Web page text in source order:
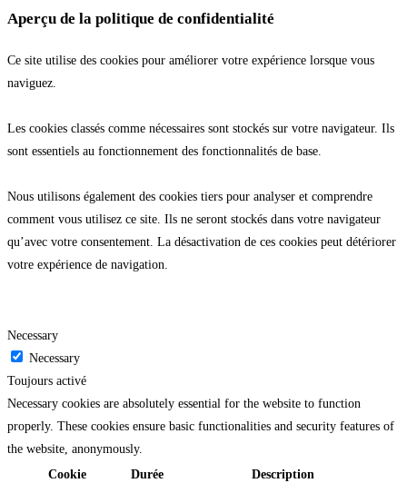
Aperçu de la politique de confidentialité
Ce site utilise des cookies pour améliorer votre expérience lorsque vous
naviguez.
Les cookies classés comme nécessaires sont stockés sur votre navigateur. Ils
sont essentiels au fonctionnement des fonctionnalités de base.
Nous utilisons également des cookies tiers pour analyser et comprendre
comment vous utilisez ce site. Ils ne seront stockés dans votre navigateur
qu’avec votre consentement. La désactivation de ces cookies peut détériorer
votre expérience de navigation.
Necessary
Necessary
Toujours activé
Necessary cookies are absolutely essential for the website to function
properly. These cookies ensure basic functionalities and security features of
the website, anonymously.
Cookie
Durée Description